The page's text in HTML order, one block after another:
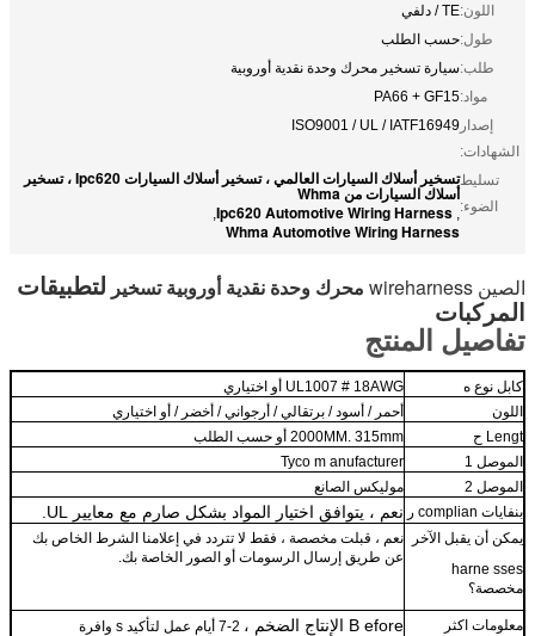
اللون:TE / دلفي
طول:حسب الطلب
طلب:سيارة تسخير محرك وحدة نقدية أوروبية
مواد:PA66 + GF15
إصدار
الشهادات:
ISO9001 / UL / IATF16949
تسليط
الضوء:
تسخير أسلاك السيارات العالمي ، تسخير أسلاك السيارات Ipc620 ، تسخير
أسلاك السيارات من Whma
,
Ipc620 Automotive Wiring Harness
,
Whma Automotive Wiring Harness
الصين wireharness محرك وحدة نقدية أوروبية تسخير لتطبيقات
المركبات
تفاصيل المنتج
كابل نوع ه
UL1007 # 18AWG أو اختياري
اللون
أحمر / أسود / برتقالي / أرجواني / أخضر / أو اختياري
Lengt ح 2000MM. 315mm أو حسب الطلب
الموصل 1
Tyco m anufacturer
الموصل 2
موليكس الصانع
بنفايات complian
ر نعم ، يتوافق اختيار المواد بشكل صارم مع معايير UL.
يمكن أن يقبل الآخر
harne sses
مخصصة؟
نعم ، قبلت مخصصة ، فقط لا تتردد في إعلامنا الشرط الخاص بك
عن طريق إرسال الرسومات أو الصور الخاصة بك.
معلومات اكثر B efore الإنتاج الضخم ، 2-7 أيام عمل لتأكيد s وافرة